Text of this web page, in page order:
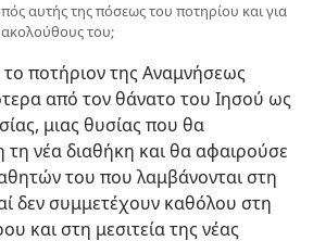
αυτής της πόσεως του ποτηρίου και για
ακολούθους του;
ποτήριον της Αναμνήσεως
από τον θάνατο του Ιησού ως
μιας θυσίας που θα
τη νέα διαθήκη και θα αφαιρούσε
του που λαμβάνονται στη
δεν συμμετέχουν καθόλου στη
και στη μεσιτεία της νέας